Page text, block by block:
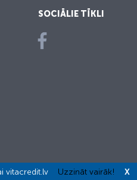
SOCIĀLIE TĪKLI
vitacredit.lv Uzzināt vairāk! X